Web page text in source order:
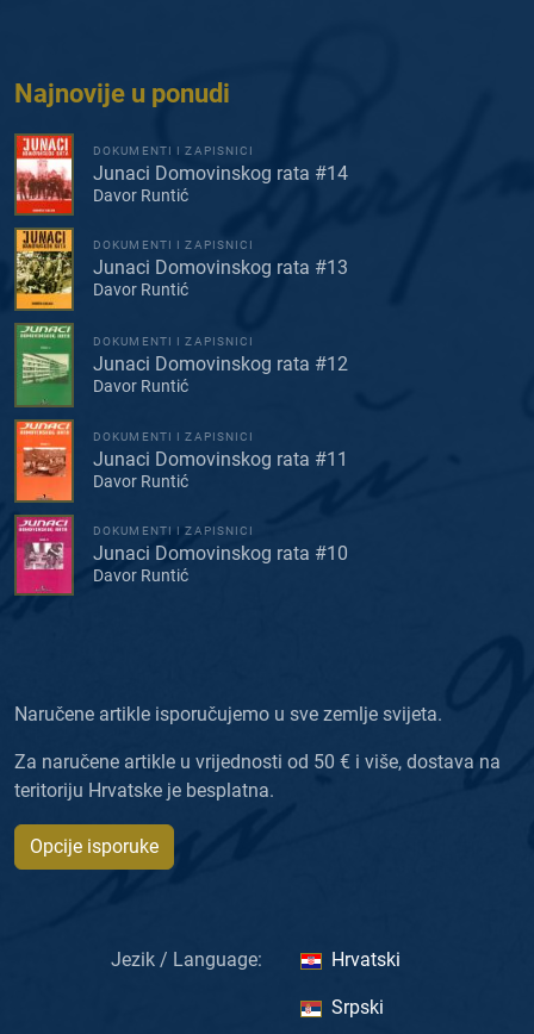
Najnovije u ponudi
DOKUMENTI I ZAPISNICI
Junaci Domovinskog rata #14
Davor Runtić
DOKUMENTI I ZAPISNICI
Junaci Domovinskog rata #13
Davor Runtić
DOKUMENTI I ZAPISNICI
Junaci Domovinskog rata #12
Davor Runtić
DOKUMENTI I ZAPISNICI
Junaci Domovinskog rata #11
Davor Runtić
DOKUMENTI I ZAPISNICI
Junaci Domovinskog rata #10
Davor Runtić
Naručene artikle isporučujemo u sve zemlje svijeta.
Za naručene artikle u vrijednosti od 50 € i više, dostava na
teritoriju Hrvatske je besplatna.
Opcije isporuke
Jezik / Language: Hrvatski
Srpski